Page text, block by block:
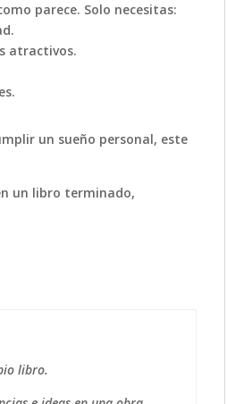
parece. Solo necesitas:
atractivos.
un sueño personal, este
un libro terminado,
libro.